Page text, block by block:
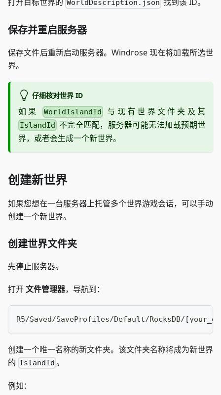
WorldDescription.json
保存并重启服务器
保存文件后重新启动服务器。Windrose 现在将加载所选世
界。
仔细核对世界 ID
如果 WorldIslandId 与现有世界文件夹及其
IslandId 不完全匹配，服务器可能无法加载预期世
界，或者会生成一个新世界。
创建新世界
如果您想在一台服务器上托管多个世界游戏会话，可以手动
创建一个新世界。
创建世界文件夹
先停止服务器。
打开文件管理器，导航到：
R5/Saved/SaveProfiles/Default/RocksDB/
创建一个唯一名称的新文件夹。该文件夹名称将成为新世界
的 IslandId 。
例如：